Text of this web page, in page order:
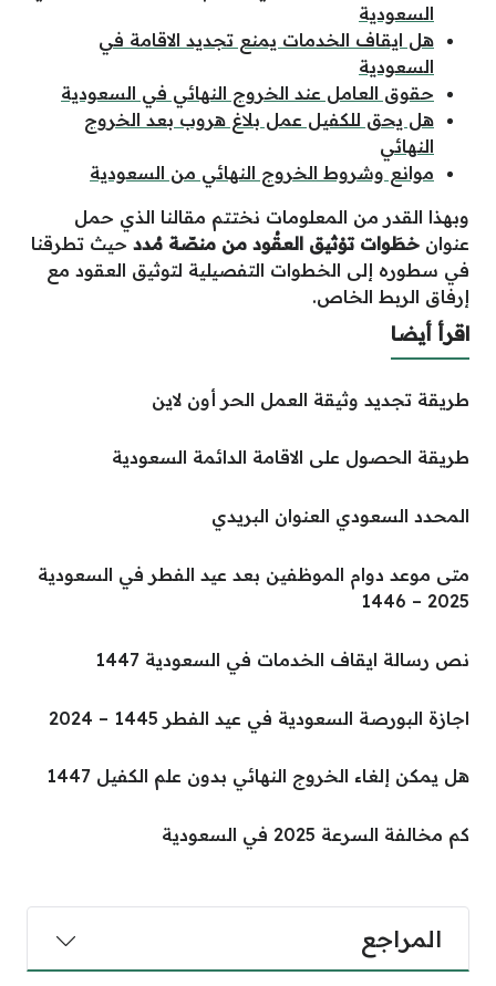
السعودية
هل ايقاف الخدمات يمنع تجديد الاقامة في
السعودية
حقوق العامل عند الخروج النهائي في السعودية
هل يحق للكفيل عمل بلاغ هروب بعد الخروج
النهائي
موانع وشروط الخروج النهائي من السعودية
وبهذا القدر من المعلومات نختتم مقالنا الذي حمل
عنوان خطَوات توْثيق العقُود من منصّة مُدد حيث تطرقنا
في سطوره إلى الخطوات التفصيلية لتوثيق العقود مع
إرفاق الربط الخاص.
اقرأ أيضا
طريقة تجديد وثيقة العمل الحر أون لاين
طريقة الحصول على الاقامة الدائمة السعودية
المحدد السعودي العنوان البريدي
متى موعد دوام الموظفين بعد عيد الفطر في السعودية
2025 – 1446
نص رسالة ايقاف الخدمات في السعودية 1447
اجازة البورصة السعودية في عيد الفطر 1445 – 2024
هل يمكن إلغاء الخروج النهائي بدون علم الكفيل 1447
كم مخالفة السرعة 2025 في السعودية
المراجع